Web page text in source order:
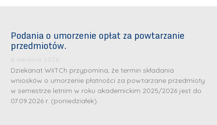
Podania o umorzenie opłat za powtarzanie
przedmiotów.
6 sierpnia 2026
Dziekanat WIiTCh przypomina, że termin składania
wniosków o umorzenie płatności za powtarzane przedmioty
w semestrze letnim w roku akademickim 2025/2026 jest do
07.09.2026 r. (poniedziałek).